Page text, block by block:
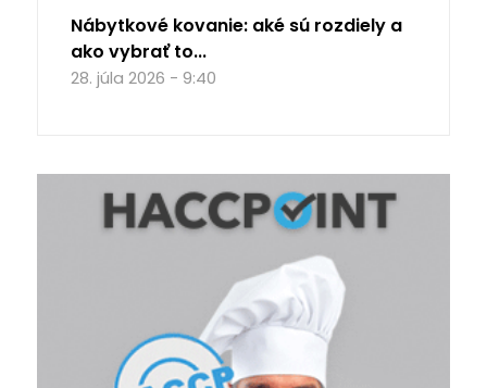
Nábytkové kovanie: aké sú rozdiely a
ako vybrať to...
28. júla 2026 - 9:40